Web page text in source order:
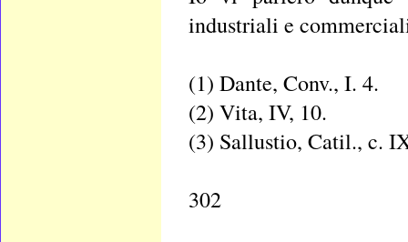
industriali e
(1) Dante, Conv., I. 4.
(2) Vita, IV, 10.
(3) Sallustio, Catil., c.
302